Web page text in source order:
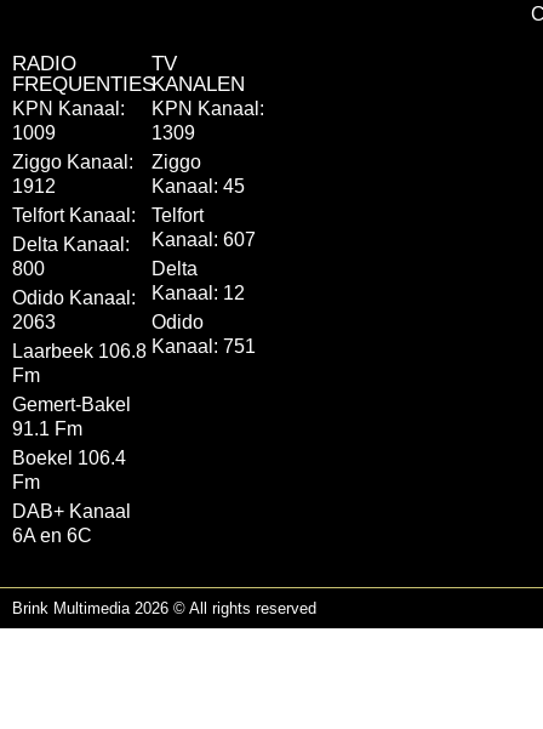
RADIO
FREQUENTIES
KPN Kanaal:
1009
Ziggo Kanaal:
1912
Telfort Kanaal:
Delta Kanaal:
800
Odido Kanaal:
2063
Laarbeek 106.8
Fm
Gemert-Bakel
91.1 Fm
Boekel 106.4
Fm
DAB+ Kanaal
6A en 6C
TV
KANALEN
KPN Kanaal:
1309
Ziggo
Kanaal: 45
Telfort
Kanaal: 607
Delta
Kanaal: 12
Odido
Kanaal: 751
Brink Multimedia 2026 © All rights reserved